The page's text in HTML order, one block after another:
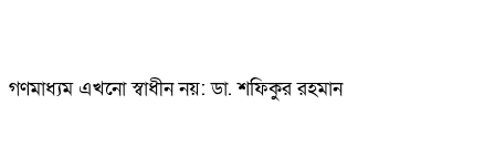
গণমাধ্যম এখনো স্বাধীন নয়: ডা. শফিকুর রহমান